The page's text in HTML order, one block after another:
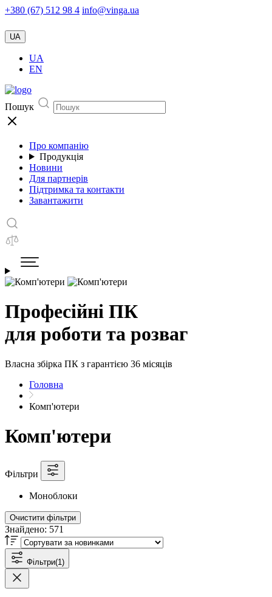
+380 (67) 512 98 4 info@vinga.ua
UA
UA
EN
Пошук
Про компанію
Продукція
Новини
Для партнерів
Підтримка та контакти
Завантажити
Професійні ПК
для роботи та розваг
Власна збірка ПК з гарантією 36 місяців
Головна
Комп'ютери
Комп'ютери
Фільтри
Моноблоки
Очистити фільтри
Знайдено: 571
Фільтри(1)